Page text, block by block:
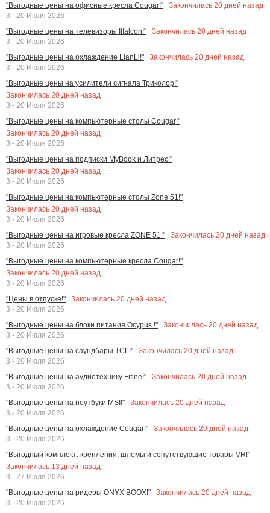
"Выгодные цены на офисные кресла Cougar!" Закончилась 20 дней назад
3 - 20 Июля 2026
"Выгодные цены на телевизоры Iffalcon!"
Закончилась 20 дней назад
3 - 20 Июля 2026
"Выгодные цены на охлаждение LianLi!"
Закончилась 20 дней назад
3 - 20 Июля 2026
"Выгодные цены на усилители сигнала Триколор!"
Закончилась 20 дней назад
3 - 20 Июля 2026
"Выгодные цены на компьютерные столы Cougar!"
Закончилась 20 дней назад
3 - 20 Июля 2026
"Выгодные цены на подписки MyBook и Литрес!"
Закончилась 20 дней назад
3 - 20 Июля 2026
"Выгодные цены на компьютерные столы Zone 51!"
Закончилась 20 дней назад
3 - 20 Июля 2026
"Выгодные цены на игровые кресла ZONE 51!"
Закончилась 20 дней назад
3 - 20 Июля 2026
"Выгодные цены на компьютерные кресла Cougar!"
Закончилась 20 дней назад
3 - 20 Июля 2026
"Цены в отпуске!"
Закончилась 20 дней назад
3 - 20 Июля 2026
"Выгодные цены на блоки питания Ocypus !"
Закончилась 20 дней назад
3 - 20 Июля 2026
"Выгодные цены на саундбары TCL!"
Закончилась 20 дней назад
3 - 20 Июля 2026
"Выгодные цены на аудиотехнику Fifine!"
Закончилась 20 дней назад
3 - 20 Июля 2026
"Выгодные цены на ноутбуки MSI!"
Закончилась 20 дней назад
3 - 20 Июля 2026
"Выгодные цены на охлаждение Cougar!"
Закончилась 20 дней назад
3 - 20 Июля 2026
"Выгодный комплект: крепления, шлемы и сопутствующие товары VR!"
Закончилась 13 дней назад
3 - 27 Июля 2026
"Выгодные цены на ридеры ONYX BOOX!"
Закончилась 20 дней назад
3 - 20 Июля 2026